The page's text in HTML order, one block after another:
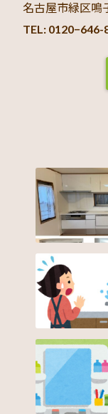
名古屋市緑区鳴
TEL: 0120−646-